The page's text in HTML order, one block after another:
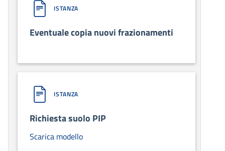
ISTANZA
Eventuale copia nuovi frazionamenti
ISTANZA
Richiesta suolo PIP
Scarica modello